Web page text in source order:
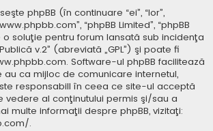
phpBB (în continuare “ei”, “lor”,
“phpBB Limited”, “phpBB
o soluţie pentru forum lansată sub incidenţa
v.2” (abreviată „GPL”) şi poate fi
. Software-ul phpBB facilitează
ca mijloc de comunicare internetul,
responsabill în ceea ce site-ul acceptă
vedere al conţinutului permis şi/sau a
multe informaţii despre phpBB, vizitaţi:
.